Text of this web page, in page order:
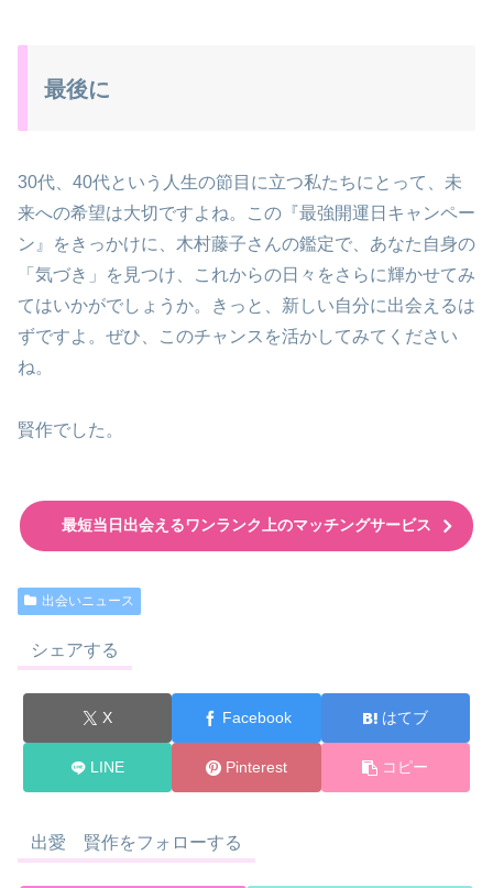
最後に
30代、40代という人生の節目に立つ私たちにとって、未
来への希望は大切ですよね。この『最強開運日キャンペー
ン』をきっかけに、木村藤子さんの鑑定で、あなた自身の
「気づき」を見つけ、これからの日々をさらに輝かせてみ
てはいかがでしょうか。きっと、新しい自分に出会えるは
ずですよ。ぜひ、このチャンスを活かしてみてください
ね。
賢作でした。
最短当日出会えるワンランク上のマッチングサービス
出会いニュース
シェアする
X Facebook はてブ
LINE Pinterest コピー
出愛 賢作をフォローする